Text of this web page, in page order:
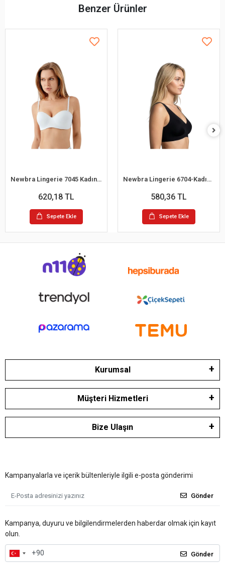
Benzer Ürünler
Newbra Lingerie 7045 Kadın Desteksiz B Cup Dantelli Sutyen
620,18 TL
Sepete Ekle
Newbra Lingerie 6704-Kadın Desteksiz B Cup Hayalet Sutyen
580,36 TL
Sepete Ekle
Kurumsal
Müşteri Hizmetleri
Bize Ulaşın
Kampanyalarla ve içerik bültenleriyle ilgili e-posta gönderimi
Gönder
Kampanya, duyuru ve bilgilendirmelerden haberdar olmak için kayıt
olun.
Gönder